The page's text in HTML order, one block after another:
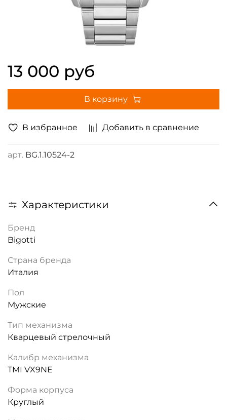
В избранное Добавить в сравнение
арт. BG.1.10524-2
13 000 руб
В корзину
Характеристики
Бренд
Bigotti
Страна бренда
Италия
Пол
Мужские
Тип механизма
Кварцевый стрелочный
Калибр механизма
TMI VX9NE
Форма корпуса
Круглый